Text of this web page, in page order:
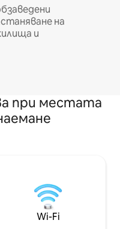
на
и
при местата
Wi-Fi